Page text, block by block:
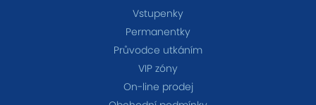
Vstupenky
Permanentky
Průvodce utkáním
VIP zóny
On-line prodej